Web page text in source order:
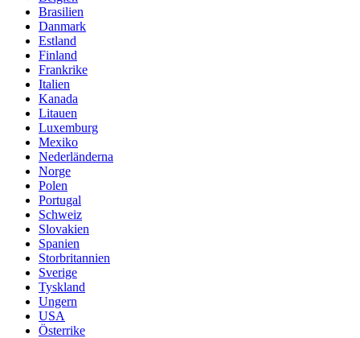
Brasilien
Danmark
Estland
Finland
Frankrike
Italien
Kanada
Litauen
Luxemburg
Mexiko
Nederländerna
Norge
Polen
Portugal
Schweiz
Slovakien
Spanien
Storbritannien
Sverige
Tyskland
Ungern
USA
Österrike